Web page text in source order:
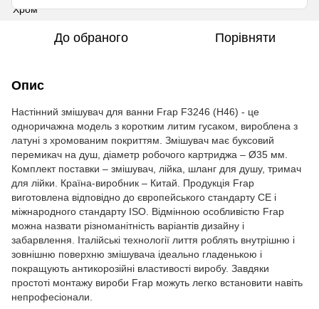
До обраного Порівняти
Опис
Настінний змішувач для ванни Frap F3246 (H46) - це
одноричажна модель з коротким литим гусаком, вироблена з
латуні з хромованим покриттям. Змішувач має буксовий
перемикач на душ, діаметр робочого картриджа – Ø35 мм.
Комплект поставки – змішувач, лійка, шланг для душу, тримач
для лійки. Країна-виробник – Китай. Продукція Frap
виготовлена відповідно до європейського стандарту CE і
міжнародного стандарту ISO. Відмінною особливістю Frap
можна назвати різноманітність варіантів дизайну і
забарвлення. Італійські технології лиття роблять внутрішню і
зовнішню поверхню змішувача ідеально гладенькою і
покращують антикорозійні властивості виробу. Завдяки
простоті монтажу вироби Frap можуть легко встановити навіть
непрофесіонали.